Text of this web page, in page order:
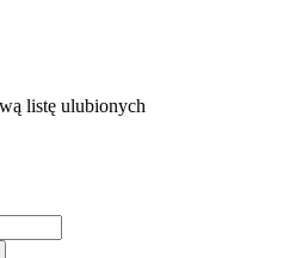
listę ulubionych